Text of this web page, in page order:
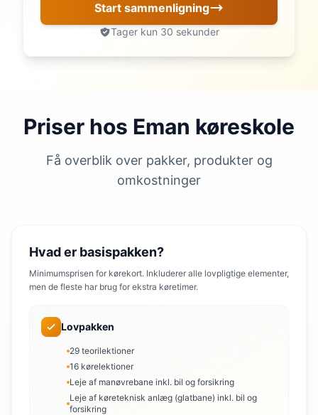
Start sammenligning
Tager kun 30 sekunder
Priser hos Eman køreskole
Få overblik over pakker, produkter og
omkostninger
Hvad er basispakken?
Minimumsprisen for kørekort. Inkluderer alle lovpligtige elementer,
men de fleste har brug for ekstra køretimer.
Lovpakken
29 teorilektioner
16 kørelektioner
Leje af manøvrebane inkl. bil og forsikring
Leje af køreteknisk anlæg (glatbane) inkl. bil og
forsikring